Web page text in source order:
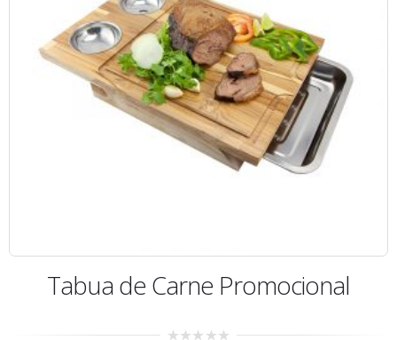
Tabua de Carne Promocional